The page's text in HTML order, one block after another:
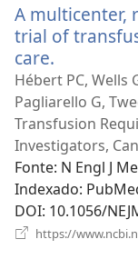
A multicenter,
trial of
care.
uma
nova
janela)
Hébert PC, Wells
Pagliarello G,
Transfusion
Investigators,
Fonte‎: N Engl J
Indexado‎:
DOI‎: 10.1056/
https://